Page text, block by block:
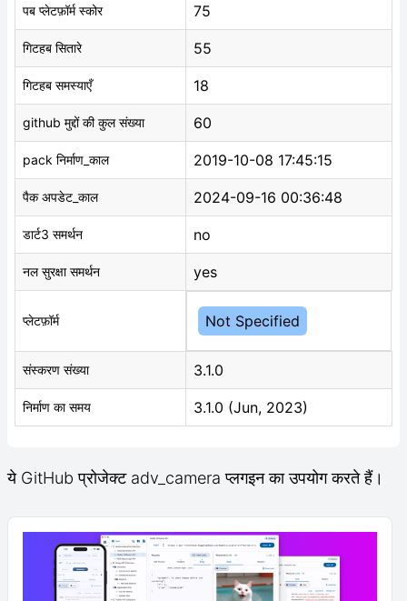
पब प्लेटफ़ॉर्म स्कोर 75
गिटहब सितारे 55
गिटहब समस्याएँ 18
github मुद्दों की कुल संख्या 60
pack निर्माण_काल 2019-10-08 17:45:15
पैक अपडेट_काल 2024-09-16 00:36:48
डार्ट3 समर्थन no
नल सुरक्षा समर्थन yes
प्लेटफ़ॉर्म Not Specified
संस्करण संख्या 3.1.0
निर्माण का समय 3.1.0 (Jun, 2023)
ये GitHub प्रोजेक्ट adv_camera प्लगइन का उपयोग करते हैं।